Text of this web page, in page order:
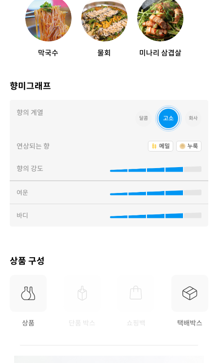
막국수 물회 미나리 삼겹살
향미그래프
향의 계열
달콤 고소 화사
연상되는 향 메밀 누룩
향의 강도
여운
바디
상품 구성
상품 단품 박스 쇼핑백 택배박스